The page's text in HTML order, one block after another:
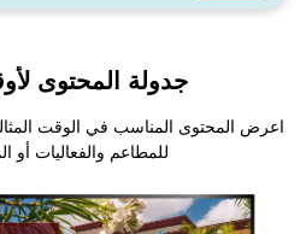
جدولة المحتوى
اعرض المحتوى المناسب في الوقت
للمطاعم والفعاليات أو